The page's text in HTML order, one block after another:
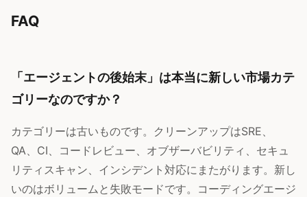
FAQ
「エージェントの後始末」は本当に新しい市場カテ
ゴリーなのですか？
カテゴリーは古いものです。クリーンアップはSRE、
QA、CI、コードレビュー、オブザーバビリティ、セキュ
リティスキャン、インシデント対応にまたがります。新し
いのはボリュームと失敗モードです。コーディングエージ